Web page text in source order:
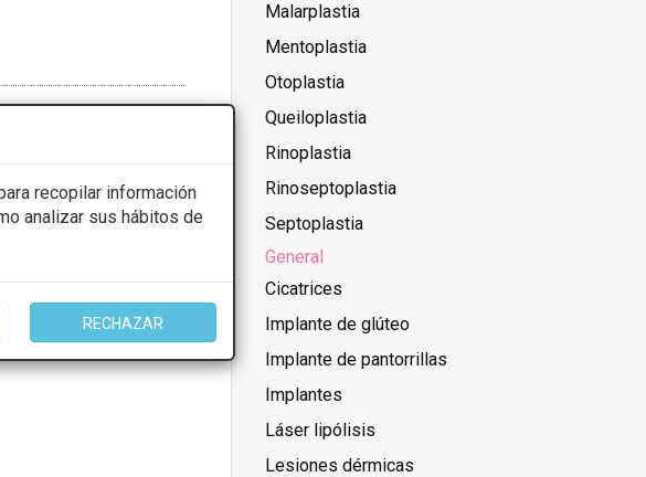
recopilar información
analizar sus hábitos de
RECHAZAR
Malarplastia
Mentoplastia
Otoplastia
Queiloplastia
Rinoplastia
Rinoseptoplastia
Septoplastia
General
Cicatrices
Implante de glúteo
Implante de pantorrillas
Implantes
Láser lipólisis
Lesiones dérmicas